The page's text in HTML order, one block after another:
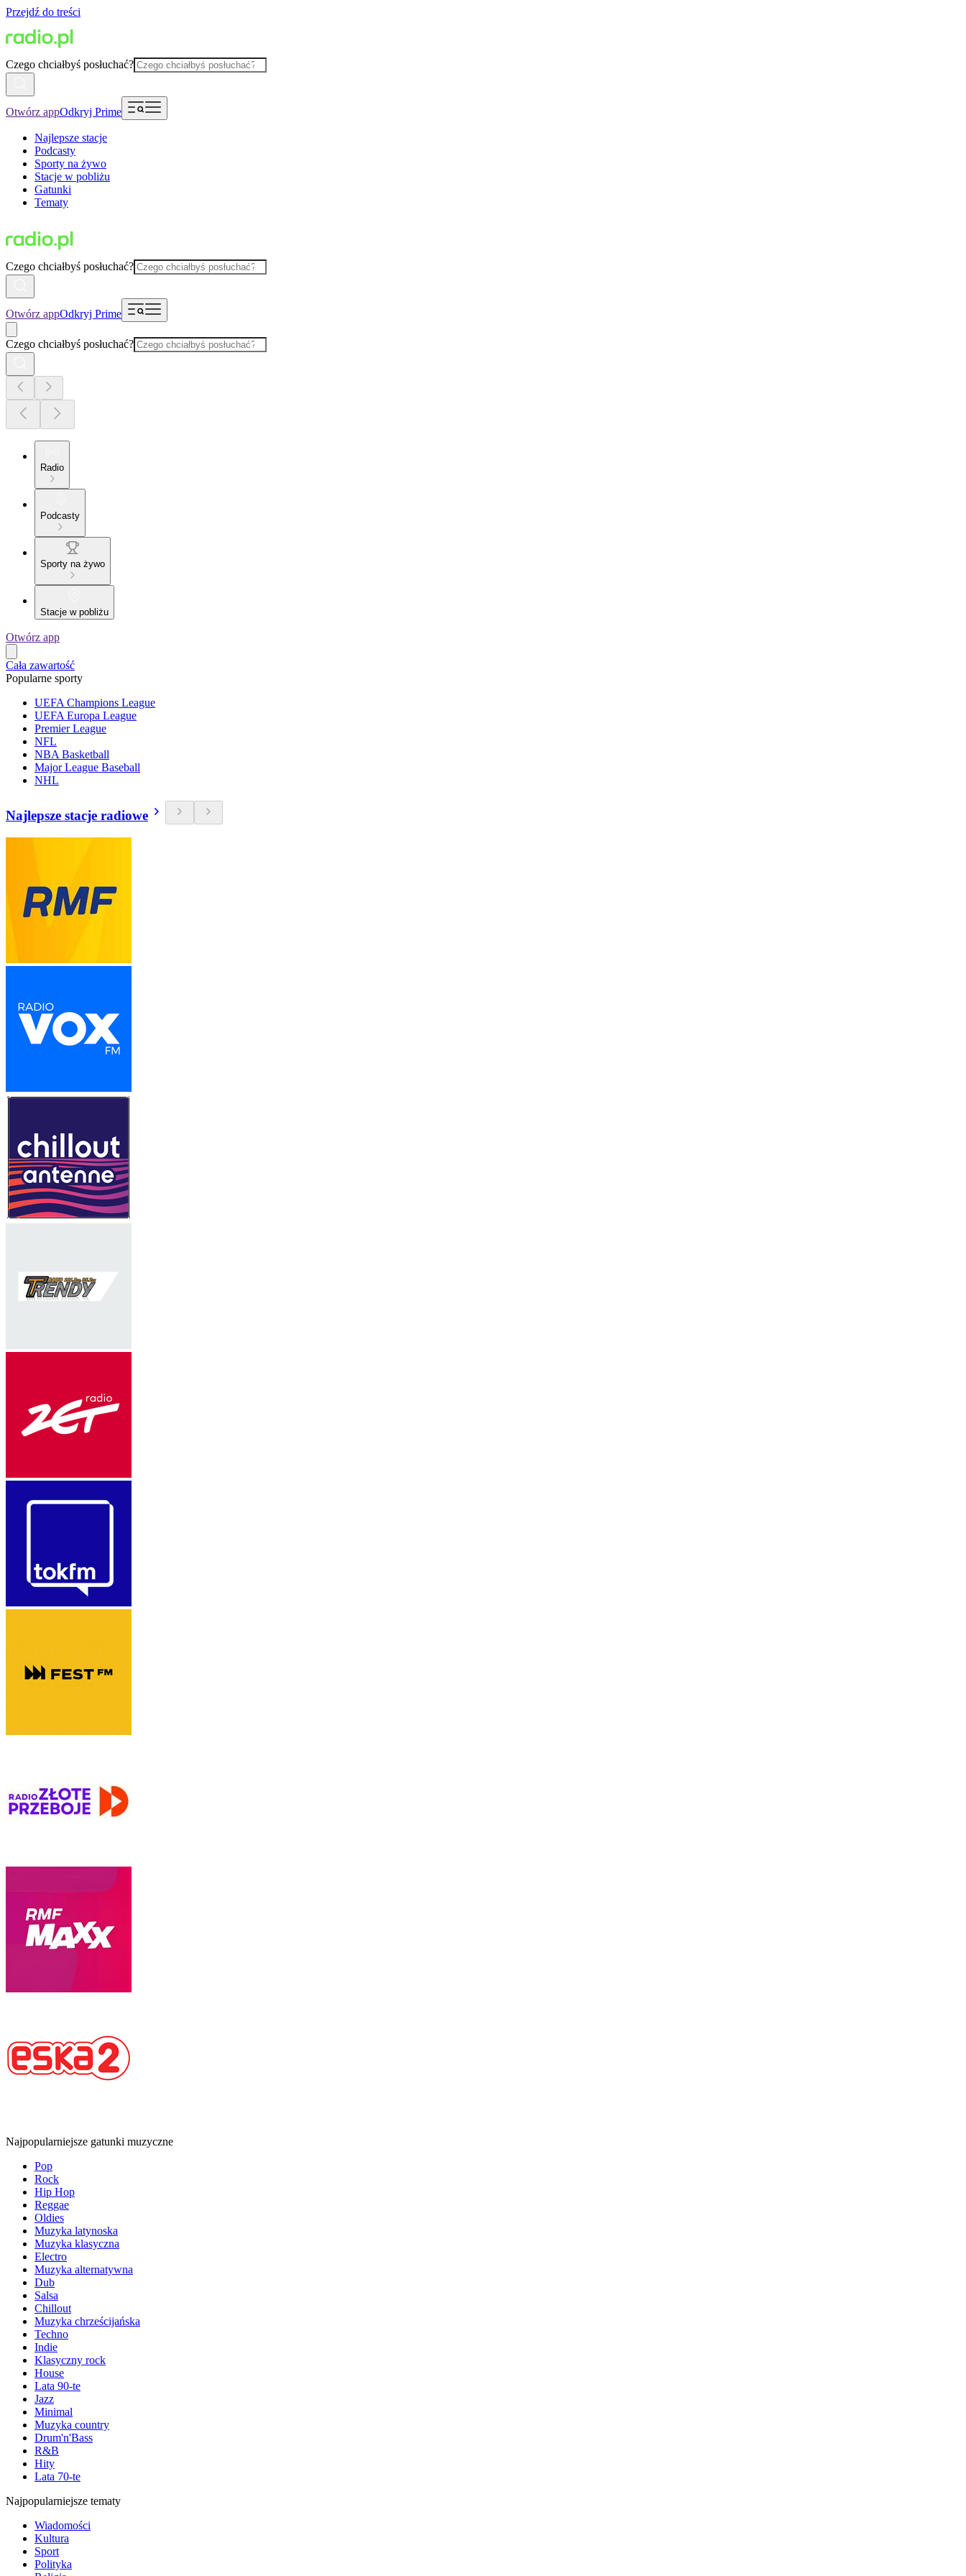
Przejdź do treści
Czego chciałbyś posłuchać?
Otwórz appOdkryj Prime
Najlepsze stacje
Podcasty
Sporty na żywo
Stacje w pobliżu
Gatunki
Tematy
Czego chciałbyś posłuchać?
Otwórz appOdkryj Prime
Czego chciałbyś posłuchać?
Radio
Podcasty
Sporty na żywo
Stacje w pobliżu
Otwórz app
Cała zawartość
Popularne sporty
UEFA Champions League
UEFA Europa League
Premier League
NFL
NBA Basketball
Major League Baseball
NHL
Najlepsze stacje radiowe
Najpopularniejsze gatunki muzyczne
Pop
Rock
Hip Hop
Reggae
Oldies
Muzyka latynoska
Muzyka klasyczna
Electro
Muzyka alternatywna
Dub
Salsa
Chillout
Muzyka chrześcijańska
Techno
Indie
Klasyczny rock
House
Lata 90-te
Jazz
Minimal
Muzyka country
Drum'n'Bass
R&B
Hity
Lata 70-te
Najpopularniejsze tematy
Wiadomości
Kultura
Sport
Polityka